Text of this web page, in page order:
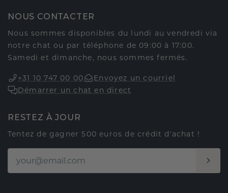
NOUS CONTACTER
Nous sommes disponibles du lundi au vendredi via
notre chat ou par téléphone de 09:00 à 17:00.
Samedi et dimanche, nous sommes fermés.
+31 10 747 00 00
Envoyez un courriel
Démarrer un chat en direct
RESTEZ À JOUR
Tentez de gagner 500 euros de crédit d'achat !